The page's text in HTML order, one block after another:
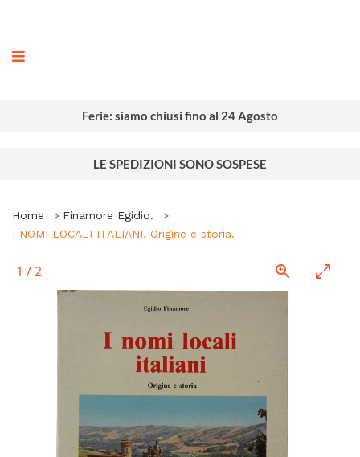
Ferie: siamo chiusi fino al 24 Agosto
LE SPEDIZIONI SONO SOSPESE
Home
Finamore Egidio.
I NOMI LOCALI ITALIANI. Origine e storia.
1 /2